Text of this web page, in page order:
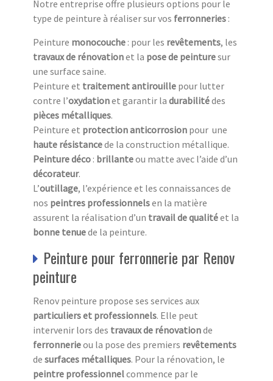
Notre entreprise offre plusieurs options pour le
type de peinture à réaliser sur vos ferronneries :
Peinture monocouche : pour les revêtements, les
travauxde rénovationet la pose de peinturesur
une surface saine.
Peinture et traitement antirouille pour lutter
contre l’oxydationet garantir la durabilitédes
pièces métalliques.
Peinture et protection anticorrosion pour une
haute résistancede la construction métallique.
Peinturedéco : brillanteou matte avec l’aide d’un
décorateur.
L’outillage, l’expérience et les connaissances de
nos peintres professionnelsen la matière
assurent la réalisation d’un travail de qualitéet la
bonne tenuede la peinture.
Peinture pour ferronnerie par Renov
peinture
Renov peinture propose ses services aux
particuliers et professionnels. Elle peut
intervenir lors des travaux de rénovationde
ferronnerieou la pose des premiers revêtements
de surfaces métalliques. Pour la rénovation, le
peintre professionnelcommence par le